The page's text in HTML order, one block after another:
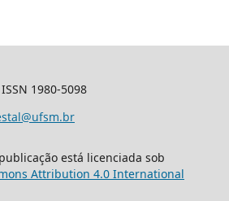
1980-5098
está licenciada sob
Attribution 4.0 International